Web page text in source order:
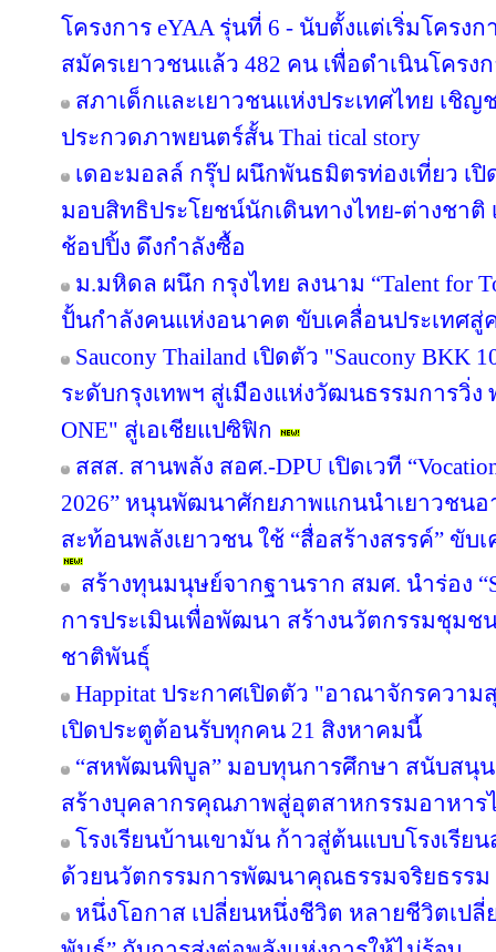
โครงการ eYAA รุ่นที่ 6 - นับตั้งแต่เริ่มโครง
สมัครเยาวชนแล้ว 482 คน เพื่อดำเนินโครง
สภาเด็กและเยาวชนแห่งประเทศไทย เชิ
ประกวดภาพยนตร์สั้น Thai tical story
เดอะมอลล์ กรุ๊ป ผนึกพันธมิตรท่องเที่ยว เปิด
มอบสิทธิประโยชน์นักเดินทางไทย-ต่างชาติ
ช้อปปิ้ง ดึงกำลังซื้อ
ม.มหิดล ผนึก กรุงไทย ลงนาม “Talent for
ปั้นกำลังคนแห่งอนาคต ขับเคลื่อนประเทศสู่
Saucony Thailand เปิดตัว "Saucony
ระดับกรุงเทพฯ สู่เมืองแห่งวัฒนธรรมการวิ่ง
ONE" สู่เอเชียแปซิฟิก
สสส. สานพลัง สอศ.-DPU เปิดเวที
2026” หนุนพัฒนาศักยภาพแกนนำเยาวชน
สะท้อนพลังเยาวชน ใช้ “สื่อสร้างสรรค์” ขับ
สร้างทุนมนุษย์จากฐานราก สมศ. นำร่อง
การประเมินเพื่อพัฒนา สร้างนวัตกรรมชุมช
ชาติพันธุ์
Happitat ประกาศเปิดตัว "อาณาจักรควา
เปิดประตูต้อนรับทุกคน 21 สิงหาคมนี้
“สหพัฒนพิบูล” มอบทุนการศึกษา สนับสนุ
สร้างบุคลากรคุณภาพสู่อุตสาหกรรมอาหาร
โรงเรียนบ้านเขามัน ก้าวสู่ต้นแบบโรงเรีย
ด้วยนวัตกรรมการพัฒนาคุณธรรมจริยธรรม
หนึ่งโอกาส เปลี่ยนหนึ่งชีวิต หลายชีวิตเปลี่